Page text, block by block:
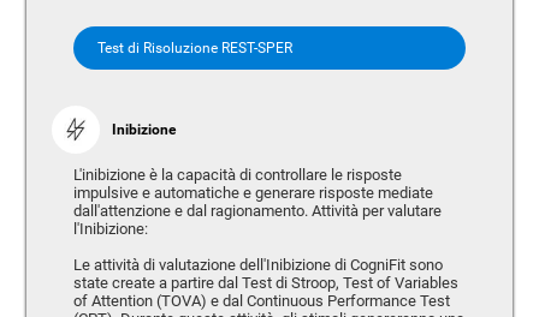
Test di Risoluzione REST-SPER
Inibizione
L'inibizione è la capacità di controllare le risposte
impulsive e automatiche e generare risposte mediate
dall'attenzione e dal ragionamento. Attività per valutare
l'Inibizione:
Le attività di valutazione dell'Inibizione di CogniFit sono
state create a partire dal Test di Stroop, Test of Variables
of Attention (TOVA) e dal Continuous Performance Test